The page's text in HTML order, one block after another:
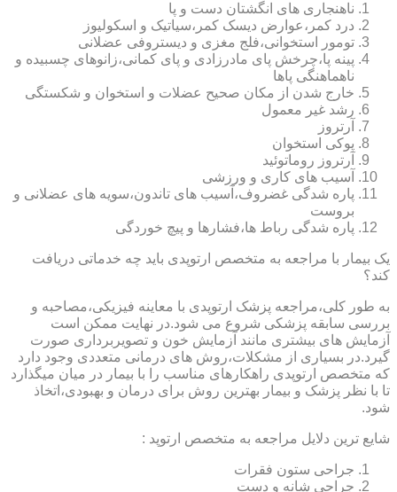
ناهنجاری های انگشتان دست و پا
درد کمر،عوارض دیسک کمر،سیاتیک و اسکولیوز
تومور استخوانی،فلج مغزی و دیستروفی عضلانی
پینه پا،چرخش پای مادرزادی و پای کمانی،زانوهای چسبیده و
ناهماهنگی پاها
خارج شدن از مکان صحیح عضلات و استخوان و شکستگی
رشد غیر معمول
آرتروز
پوکی استخوان
آرتروز روماتوئید
آسیب های کاری و ورزشی
پاره شدگی غضروف،آسیب های تاندون،سویه های عضلانی و
بروست
پاره شدگی رباط ها،فشارها و پیچ خوردگی
یک بیمار با مراجعه به متخصص ارتوپدی باید چه خدماتی دریافت
کند؟
به طور کلی،مراجعه پزشک ارتوپدی با معاینه فیزیکی،مصاحبه و
بررسی سابقه پزشکی شروع می شود.در نهایت ممکن است
آزمایش های بیشتری مانند آزمایش خون و تصویربرداری صورت
گیرد.در بسیاری از مشکلات،روش های درمانی متعددی وجود دارد
که متخصص ارتوپدی راهکارهای مناسب را با بیمار در میان میگذارد
تا با نظر پزشک و بیمار بهترین روش برای درمان و بهبودی،اتخاذ
شود.
شایع ترین دلایل مراجعه به متخصص ارتوپد :
جراحی ستون فقرات
جراحی شانه و دست